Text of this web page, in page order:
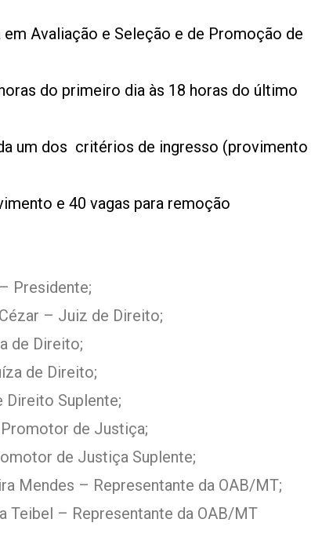
Avaliação e Seleção e de Promoção de
do primeiro dia às 18 horas do último
um dos critérios de ingresso (provimento
e 40 vagas para remoção
Presidente;
– Juiz de Direito;
de Direito;
de Direito;
Direito Suplente;
de Justiça;
de Justiça Suplente;
Mendes – Representante da OAB/MT;
Teibel – Representante da OAB/MT